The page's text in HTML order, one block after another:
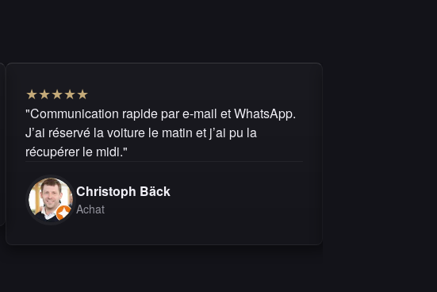
★★★★★
"Communication rapide par e-mail et WhatsApp.
J’ai réservé la voiture le matin et j’ai pu la
récupérer le midi."
Christoph Bäck
Achat